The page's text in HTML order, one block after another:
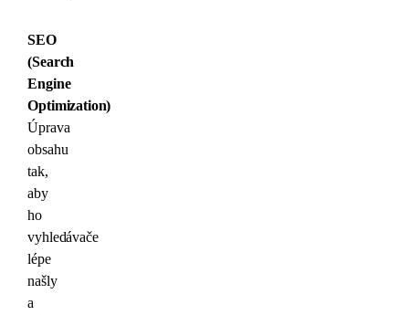
SEO
(Search
Engine
Optimization)
Úprava
obsahu
tak,
aby
ho
vyhledávače
lépe
našly
a